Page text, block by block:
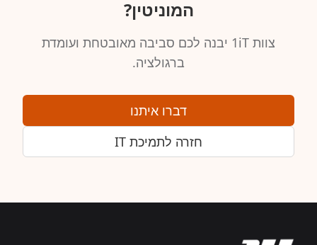
המוניטין‏?
צוות 1iT יבנה לכם סביבה מאובטחת ועומדת
ברגולציה.
דברו איתנו
חזרה לתמיכת IT